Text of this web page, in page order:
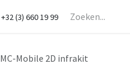
Shop Diensten In de kijker
+32 (3) 660 19 99
MC-Mobile 2D infrakit